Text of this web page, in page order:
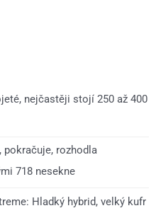
nejčastěji stojí 250 až 400
pokračuje, rozhodla
718 nesekne
Hladký hybrid, velký kufr